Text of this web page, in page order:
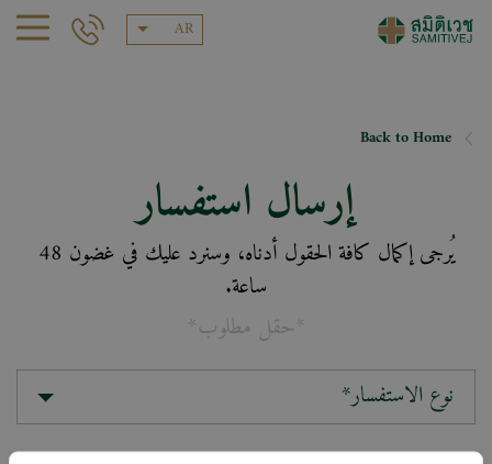
AR
Back to Home
إرسال استفسار
يُرجى إكمال كافة الحقول أدناه، وسنرد عليك في غضون 48
ساعة.
*حقل مطلوب*
نوع الاستفسار*